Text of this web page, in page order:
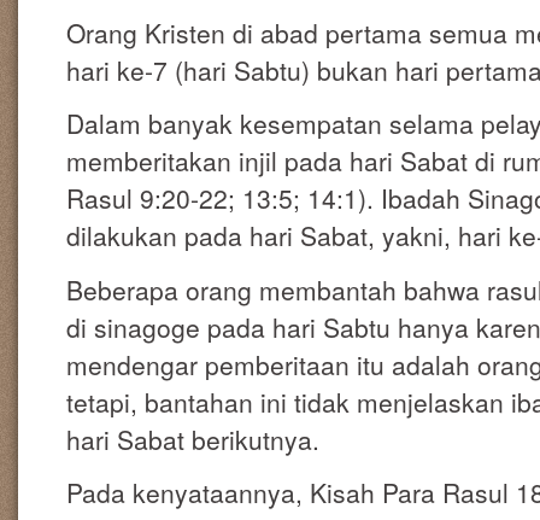
Orang Kristen di abad pertama semua
hari ke-7 (hari Sabtu) bukan hari
Dalam banyak kesempatan selama
memberitakan injil pada hari Sabat di
Rasul 9:20-22; 13:5; 14:1). Ibadah
dilakukan pada hari Sabat, yakni, hari
Beberapa orang membantah bahwa
di sinagoge pada hari Sabtu hanya
mendengar pemberitaan itu adalah
tetapi, bantahan ini tidak menjelaskan
hari Sabat berikutnya.
Pada kenyataannya, Kisah Para Rasul